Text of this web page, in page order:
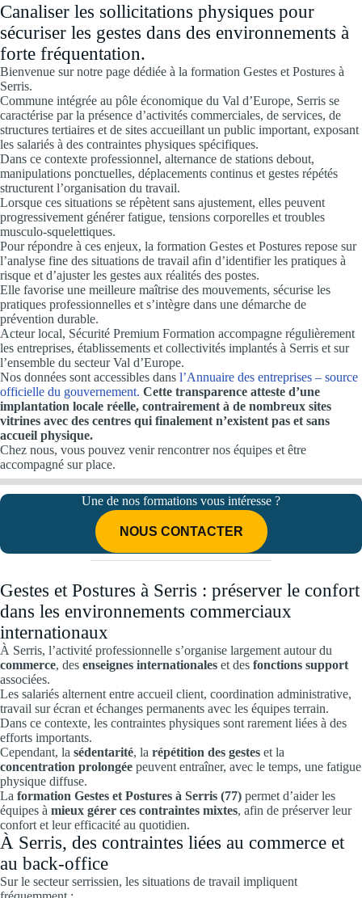
Canaliser les sollicitations physiques pour
sécuriser les gestes dans des environnements à
forte fréquentation.
Bienvenue sur notre page dédiée à la formation Gestes et Postures à
Serris.
Commune intégrée au pôle économique du Val d’Europe, Serris se
caractérise par la présence d’activités commerciales, de services, de
structures tertiaires et de sites accueillant un public important, exposant
les salariés à des contraintes physiques spécifiques.
Dans ce contexte professionnel, alternance de stations debout,
manipulations ponctuelles, déplacements continus et gestes répétés
structurent l’organisation du travail.
Lorsque ces situations se répètent sans ajustement, elles peuvent
progressivement générer fatigue, tensions corporelles et troubles
musculo-squelettiques.
Pour répondre à ces enjeux, la formation Gestes et Postures repose sur
l’analyse fine des situations de travail afin d’identifier les pratiques à
risque et d’ajuster les gestes aux réalités des postes.
Elle favorise une meilleure maîtrise des mouvements, sécurise les
pratiques professionnelles et s’intègre dans une démarche de
prévention durable.
Acteur local, Sécurité Premium Formation accompagne régulièrement
les entreprises, établissements et collectivités implantés à Serris et sur
l’ensemble du secteur Val d’Europe.
Nos données sont accessibles dans l’Annuaire des entreprises – source
officielle du gouvernement. Cette transparence atteste d’une
implantation locale réelle, contrairement à de nombreux sites
vitrines avec des centres qui finalement n’existent pas et sans
accueil physique.
Chez nous, vous pouvez venir rencontrer nos équipes et être
accompagné sur place.
Une de nos formations vous intéresse ?
NOUS CONTACTER
Gestes et Postures à Serris : préserver le confort
dans les environnements commerciaux
internationaux
À Serris, l’activité professionnelle s’organise largement autour du
commerce, des enseignes internationales et des fonctions support
associées.
Les salariés alternent entre accueil client, coordination administrative,
travail sur écran et échanges permanents avec les équipes terrain.
Dans ce contexte, les contraintes physiques sont rarement liées à des
efforts importants.
Cependant, la sédentarité, la répétition des gestes et la
concentration prolongée peuvent entraîner, avec le temps, une fatigue
physique diffuse.
La formation Gestes et Postures à Serris (77) permet d’aider les
équipes à mieux gérer ces contraintes mixtes, afin de préserver leur
confort et leur efficacité au quotidien.
À Serris, des contraintes liées au commerce et
au back-office
Sur le secteur serrissien, les situations de travail impliquent